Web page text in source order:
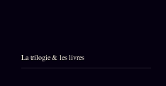
La trilogie & les livres